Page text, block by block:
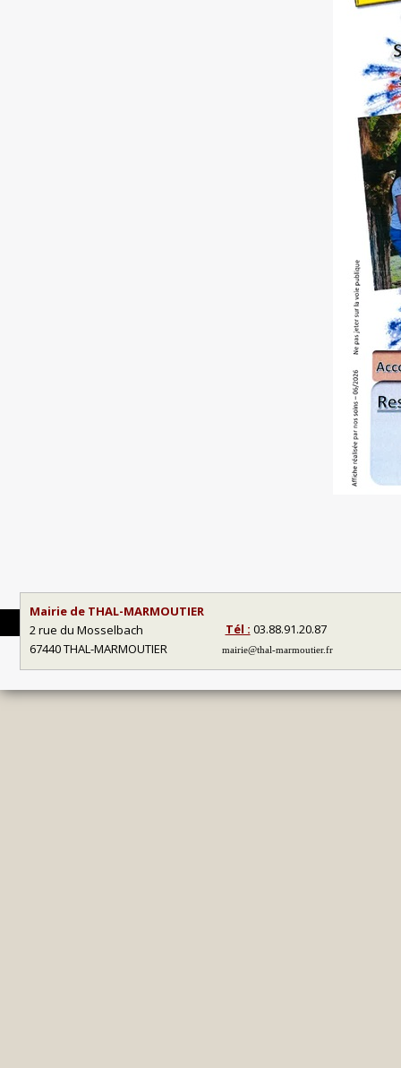
Mairie de THAL-MARMOUTIER
2 rue du Mosselbach
67440 THAL-MARMOUTIER
Tél : 03.88.91.20.87
mairie@thal-marmoutier.fr